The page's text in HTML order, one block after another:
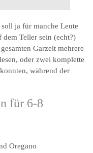
ja für manche Leute
dem Teller sein (echt?)
Garzeit mehrere
oder zwei komplette
während der
für 6-8
Oregano